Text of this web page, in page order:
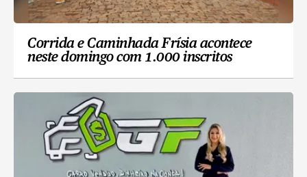
Corrida e Caminhada Frísia acontece
neste domingo com 1.000 inscritos